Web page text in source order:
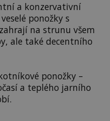
a konzervativní
ponožky s
na strunu všem
ale také decentního
ponožky –
a teplého jarního